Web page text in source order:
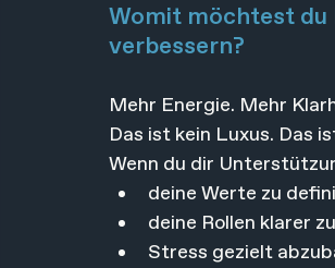
Womit möchtest du
verbessern?
Mehr Energie. Mehr
Das ist kein Luxus. Das
Wenn du dir
deine Werte zu
deine Rollen klarer
Stress gezielt